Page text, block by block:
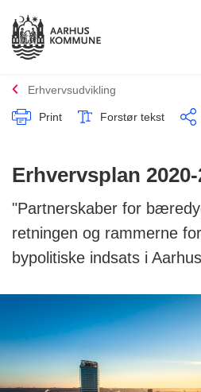
Erhvervsudvikling
Print Forstør tekst
Erhvervsplan 2020-
"Partnerskaber for
retningen og rammerne
bypolitiske indsats i